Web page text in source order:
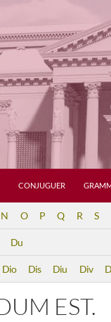
CONJUGUER
N O P Q R S
Du
Dio Dis Diu Div
EST.